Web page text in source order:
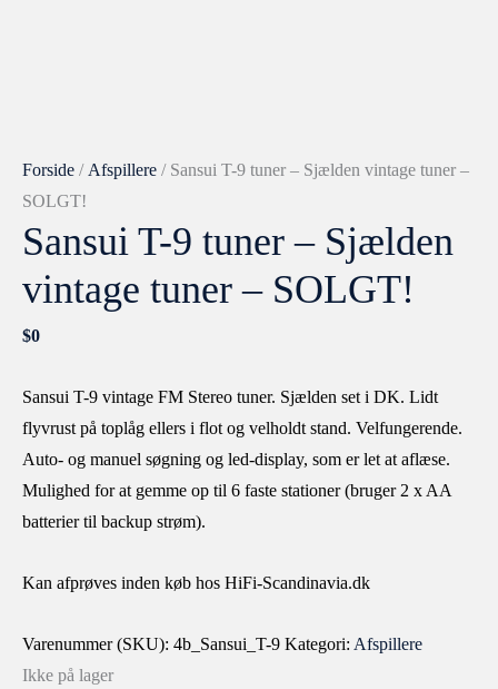
Forside / Afspillere / Sansui T-9 tuner – Sjælden vintage tuner –
SOLGT!
Sansui T-9 tuner – Sjælden
vintage tuner – SOLGT!
$0
Sansui T-9 vintage FM Stereo tuner. Sjælden set i DK. Lidt
flyvrust på toplåg ellers i flot og velholdt stand. Velfungerende.
Auto- og manuel søgning og led-display, som er let at aflæse.
Mulighed for at gemme op til 6 faste stationer (bruger 2 x AA
batterier til backup strøm).
Kan afprøves inden køb hos HiFi-Scandinavia.dk
Varenummer (SKU): 4b_Sansui_T-9 Kategori: Afspillere
Ikke på lager